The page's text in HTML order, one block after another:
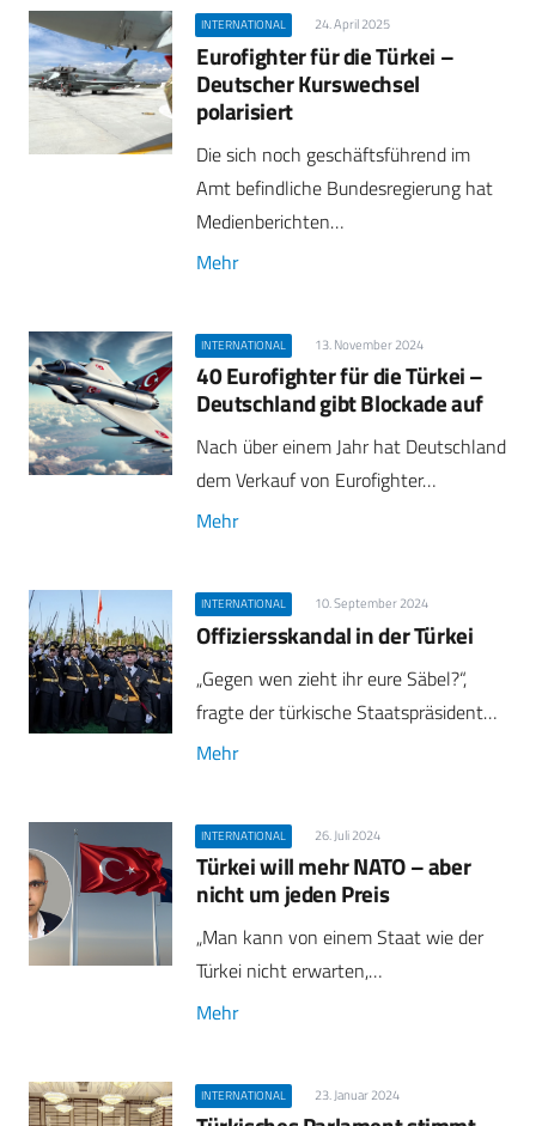
INTERNATIONAL 24. April 2025
Eurofighter für die Türkei –
Deutscher Kurswechsel
polarisiert
Die sich noch geschäftsführend im
Amt befindliche Bundesregierung hat
Medienberichten…
Mehr
INTERNATIONAL 13. November 2024
40 Eurofighter für die Türkei –
Deutschland gibt Blockade auf
Nach über einem Jahr hat Deutschland
dem Verkauf von Eurofighter…
Mehr
INTERNATIONAL 10. September 2024
Offiziersskandal in der Türkei
„Gegen wen zieht ihr eure Säbel?“,
fragte der türkische Staatspräsident…
Mehr
INTERNATIONAL 26. Juli 2024
Türkei will mehr NATO – aber
nicht um jeden Preis
„Man kann von einem Staat wie der
Türkei nicht erwarten,…
Mehr
INTERNATIONAL 23. Januar 2024